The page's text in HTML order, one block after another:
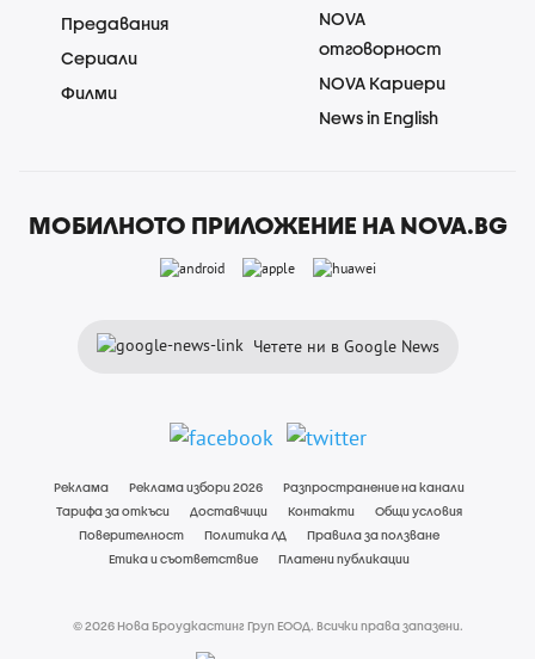
Предавания
Сериали
Филми
NOVA
отговорност
NOVA Кариери
News in English
МОБИЛНОТО ПРИЛОЖЕНИЕ НА NOVA.BG
Четете ни в Google News
Реклама Реклама избори 2026
Разпространение на канали
Тарифа за откъси
Доставчици Контакти
Общи условия
Поверителност
Политика ЛД
Правила за ползване
Етика и съответствие
Платени публикации
© 2026 Нова Броудкастинг Груп ЕООД. Всички права запазени.